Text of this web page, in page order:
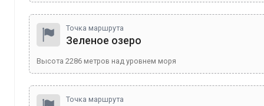
Точка маршрута
Зеленое озеро
Высота 2286 метров над уровнем моря
Точка маршрута